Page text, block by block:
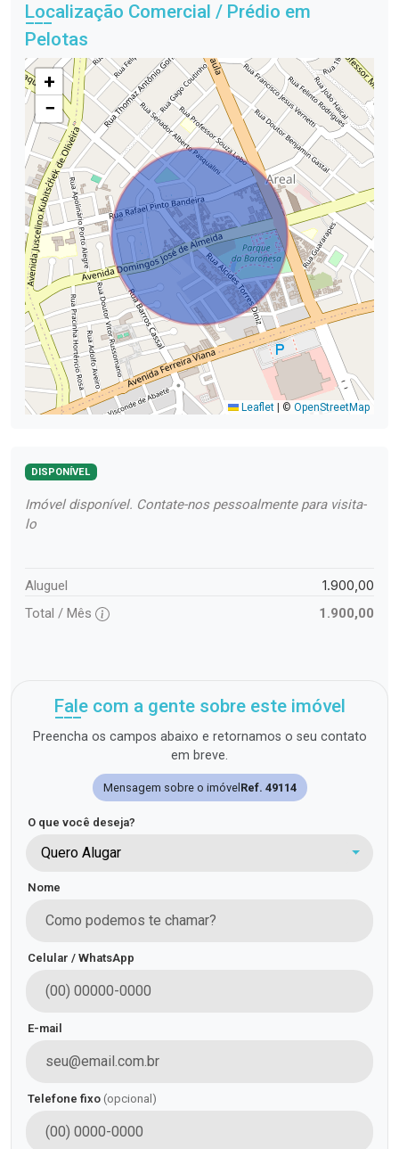
Localização Comercial / Prédio em
Pelotas
+
−
Leaflet © OpenStreetMap
DISPONÍVEL
Imóvel disponível. Contate-nos pessoalmente para visita-
lo
Aluguel 1.900,00
Total / Mês 1.900,00
Fale com a gente sobre este imóvel
Preencha os campos abaixo e retornamos o seu contato
em breve.
Mensagem sobre o imóvel Ref. 49114
O que você deseja?
Quero Alugar
Nome
Celular / WhatsApp
E-mail
Telefone fixo (opcional)